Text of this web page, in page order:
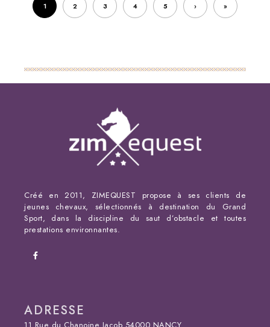
1 2 3 4 5 › »
Créé en 2011, ZIMEQUEST propose à ses clients de
jeunes chevaux, sélectionnés à destination du Grand
Sport, dans la discipline du saut d’obstacle et toutes
prestations environnantes.
ADRESSE